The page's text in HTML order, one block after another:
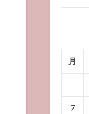
月
7